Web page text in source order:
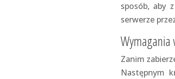
sposób, aby
serwerze
Wymagania
Zanim
Następnym